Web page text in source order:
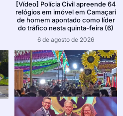
[Vídeo] Polícia Civil apreende 64
relógios em imóvel em Camaçari
de homem apontado como líder
do tráfico nesta quinta-feira (6)
6 de agosto de 2026